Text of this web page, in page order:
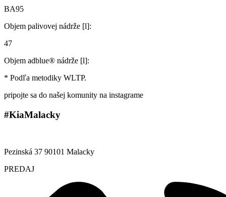
BA95
Objem palivovej nádrže [l]:
47
Objem adblue® nádrže [l]:
* Podľa metodiky WLTP.
pripojte sa do našej komunity na instagrame
#KiaMalacky
Pezinská 37 90101 Malacky
PREDAJ